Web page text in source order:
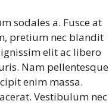
sodales a. Fusce at
pretium nec blandit
elit ac libero
Nam pellentesque
enim massa.
Vestibulum nec